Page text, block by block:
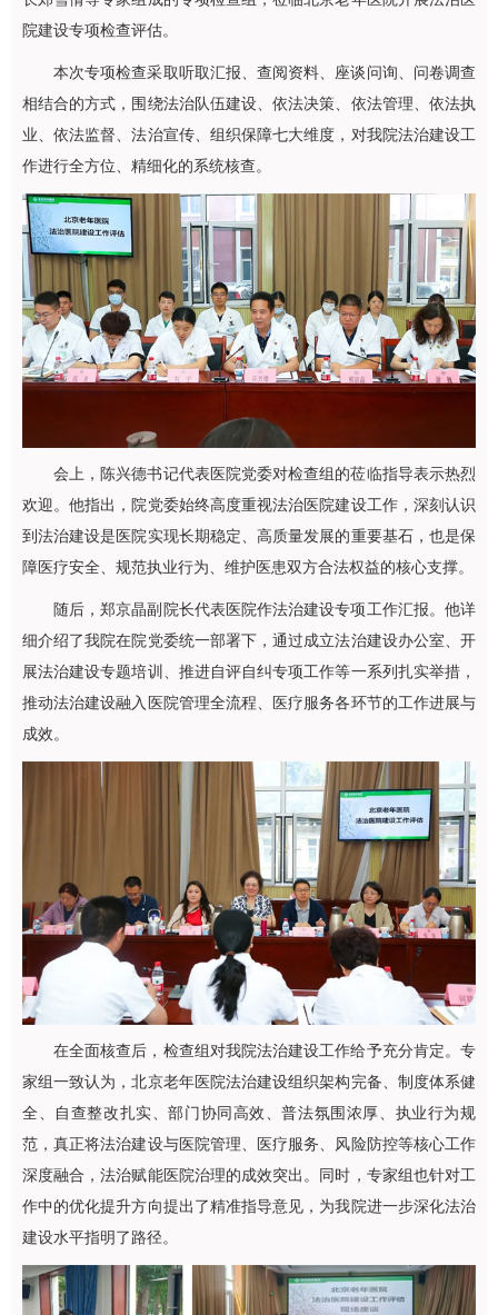
院建设专项检查评估。
本次专项检查采取听取汇报、查阅资料、座谈问询、问卷调查
相结合的方式，围绕法治队伍建设、依法决策、依法管理、依法执
业、依法监督、法治宣传、组织保障七大维度，对我院法治建设工
作进行全方位、精细化的系统核查。
会上，陈兴德书记代表医院党委对检查组的莅临指导表示热烈
欢迎。他指出，院党委始终高度重视法治医院建设工作，深刻认识
到法治建设是医院实现长期稳定、高质量发展的重要基石，也是保
障医疗安全、规范执业行为、维护医患双方合法权益的核心支撑。
随后，郑京晶副院长代表医院作法治建设专项工作汇报。他详
细介绍了我院在院党委统一部署下，通过成立法治建设办公室、开
展法治建设专题培训、推进自评自纠专项工作等一系列扎实举措，
推动法治建设融入医院管理全流程、医疗服务各环节的工作进展与
成效。
在全面核查后，检查组对我院法治建设工作给予充分肯定。专
家组一致认为，北京老年医院法治建设组织架构完备、制度体系健
全、自查整改扎实、部门协同高效、普法氛围浓厚、执业行为规
范，真正将法治建设与医院管理、医疗服务、风险防控等核心工作
深度融合，法治赋能医院治理的成效突出。同时，专家组也针对工
作中的优化提升方向提出了精准指导意见，为我院进一步深化法治
建设水平指明了路径。